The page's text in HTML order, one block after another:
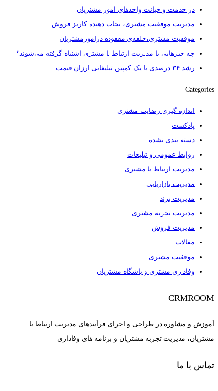
در خدمت و خیانت واحدهای امور مشتریان
مدیریت موفقیت مشتری، نجات دهنده کاریز فروش
موفقیت مشتری،حلقه‌ی مفقوده درامورمشتریان
چه چیزهایی با مدیریت ارتباط با مشتری اشتباه گرفته می‌شوند؟
رشد ۳۴ درصدی با یک کمپین تبلیغاتی ارزان قیمت
Categories
اندازه گیری رضایت مشتری
پادکست
دسته بندی نشده
روابط عمومی و تبلیغات
مدیریت ارتباط با مشتری
مدیریت بازاریابی
مدیریت برند
مدیریت تجربه مشتری
مدیریت فروش
مقالات
موفقیت مشتری
وفاداری مشتری و باشگاه مشتریان
CRMROOM
آموزش و مشاوره در طراحی و اجرای فرآیندهای مدیریت ارتباط با
مشتریان، مدیریت تجربه مشتریان و برنامه های وفاداری
تماس با ما